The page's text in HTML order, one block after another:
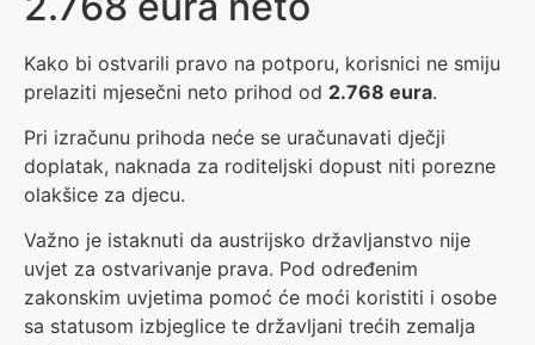
Kako bi ostvarili pravo na potporu, korisnici ne smiju
prelaziti mjesečni neto prihod od 2.768 eura.
Pri izračunu prihoda neće se uračunavati dječji
doplatak, naknada za roditeljski dopust niti porezne
olakšice za djecu.
Važno je istaknuti da austrijsko državljanstvo nije
uvjet za ostvarivanje prava. Pod određenim
zakonskim uvjetima pomoć će moći koristiti i osobe
sa statusom izbjeglice te državljani trećih zemalja